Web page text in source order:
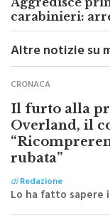
Aggredisce
carabinieri:
Altre notizie su
CRONACA
Il furto alla
Overland, il
rubata”
diRedazione